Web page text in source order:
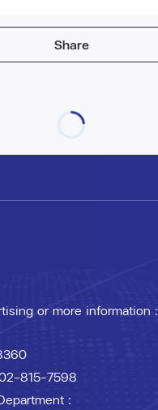
Share
or more information :
815-7598
: